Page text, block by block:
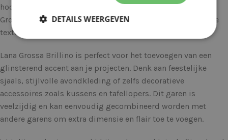
hoogwaardige viscose en metallic polyester, biedt de Lana
Grossa Brillino een ongeëvenaarde glans en een zijdezachte
textuur.
Lana Grossa Brillino is perfect voor het toevoegen van een
glinsterend accent aan je projecten. Denk aan feestelijke
sjaals, stijlvolle avondkleding of zelfs decoratieve
accessoires zoals kussens en tafellopers. Dit garen is
veelzijdig en kan eenvoudig gecombineerd worden met
andere garens om extra dimensie en flair toe te voegen.
DETAILS WEERGEVEN